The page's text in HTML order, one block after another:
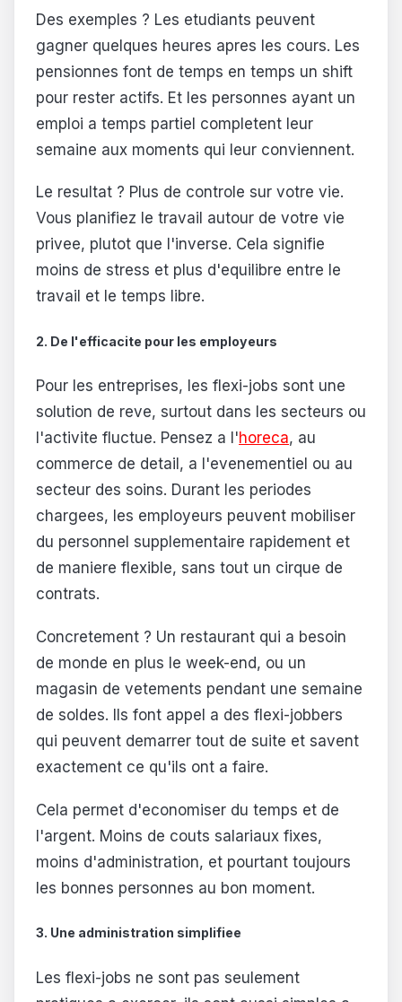
Des exemples ? Les etudiants peuvent
gagner quelques heures apres les cours. Les
pensionnes font de temps en temps un shift
pour rester actifs. Et les personnes ayant un
emploi a temps partiel completent leur
semaine aux moments qui leur conviennent.
Le resultat ? Plus de controle sur votre vie.
Vous planifiez le travail autour de votre vie
privee, plutot que l'inverse. Cela signifie
moins de stress et plus d'equilibre entre le
travail et le temps libre.
2. De l'efficacite pour les employeurs
Pour les entreprises, les flexi-jobs sont une
solution de reve, surtout dans les secteurs ou
l'activite fluctue. Pensez a l'horeca, au
commerce de detail, a l'evenementiel ou au
secteur des soins. Durant les periodes
chargees, les employeurs peuvent mobiliser
du personnel supplementaire rapidement et
de maniere flexible, sans tout un cirque de
contrats.
Concretement ? Un restaurant qui a besoin
de monde en plus le week-end, ou un
magasin de vetements pendant une semaine
de soldes. Ils font appel a des flexi-jobbers
qui peuvent demarrer tout de suite et savent
exactement ce qu'ils ont a faire.
Cela permet d'economiser du temps et de
l'argent. Moins de couts salariaux fixes,
moins d'administration, et pourtant toujours
les bonnes personnes au bon moment.
3. Une administration simplifiee
Les flexi-jobs ne sont pas seulement